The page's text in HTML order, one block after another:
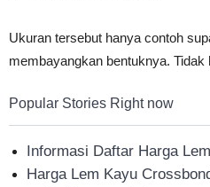
Ukuran tersebut hanya contoh
membayangkan bentuknya.
Popular Stories Right now
Informasi Daftar Harga
Harga Lem Kayu